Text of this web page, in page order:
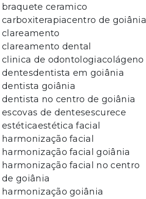
braquete ceramico
carboxiterapiacentro de goiânia
clareamento
clareamento dental
clinica de odontologiacolágeno
dentesdentista em goiânia
dentista goiânia
dentista no centro de goiânia
escovas de dentesescurece
estéticaestética facial
harmonização facial
harmonização facial goiânia
harmonização facial no centro
de goiânia
harmonização goiânia